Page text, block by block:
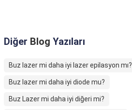
Diğer Blog Yazıları
Buz lazer mi daha iyi lazer epilasyon mı?
Buz lazer mi daha iyi diode mu?
Buz Lazer mi daha iyi diğeri mi?